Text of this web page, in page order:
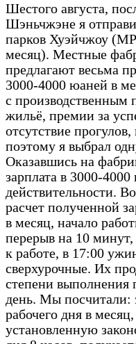
Шестого августа,
Шэньчжэне я
парков Хуэйчжоу
месяц). Местные
предлагают весьма
3000-4000 юаней в
с производственным
жильё, премии за
отсутствие
поэтому я выбрал
Оказавшись на
зарплата в 3000-
действительности.
расчет полученной
в месяц, начало
перерыв на 10
к работе, в 17:00
сверхурочные. Их
степени выполнения
день. Мы посчитали:
рабочего дня в
установленную